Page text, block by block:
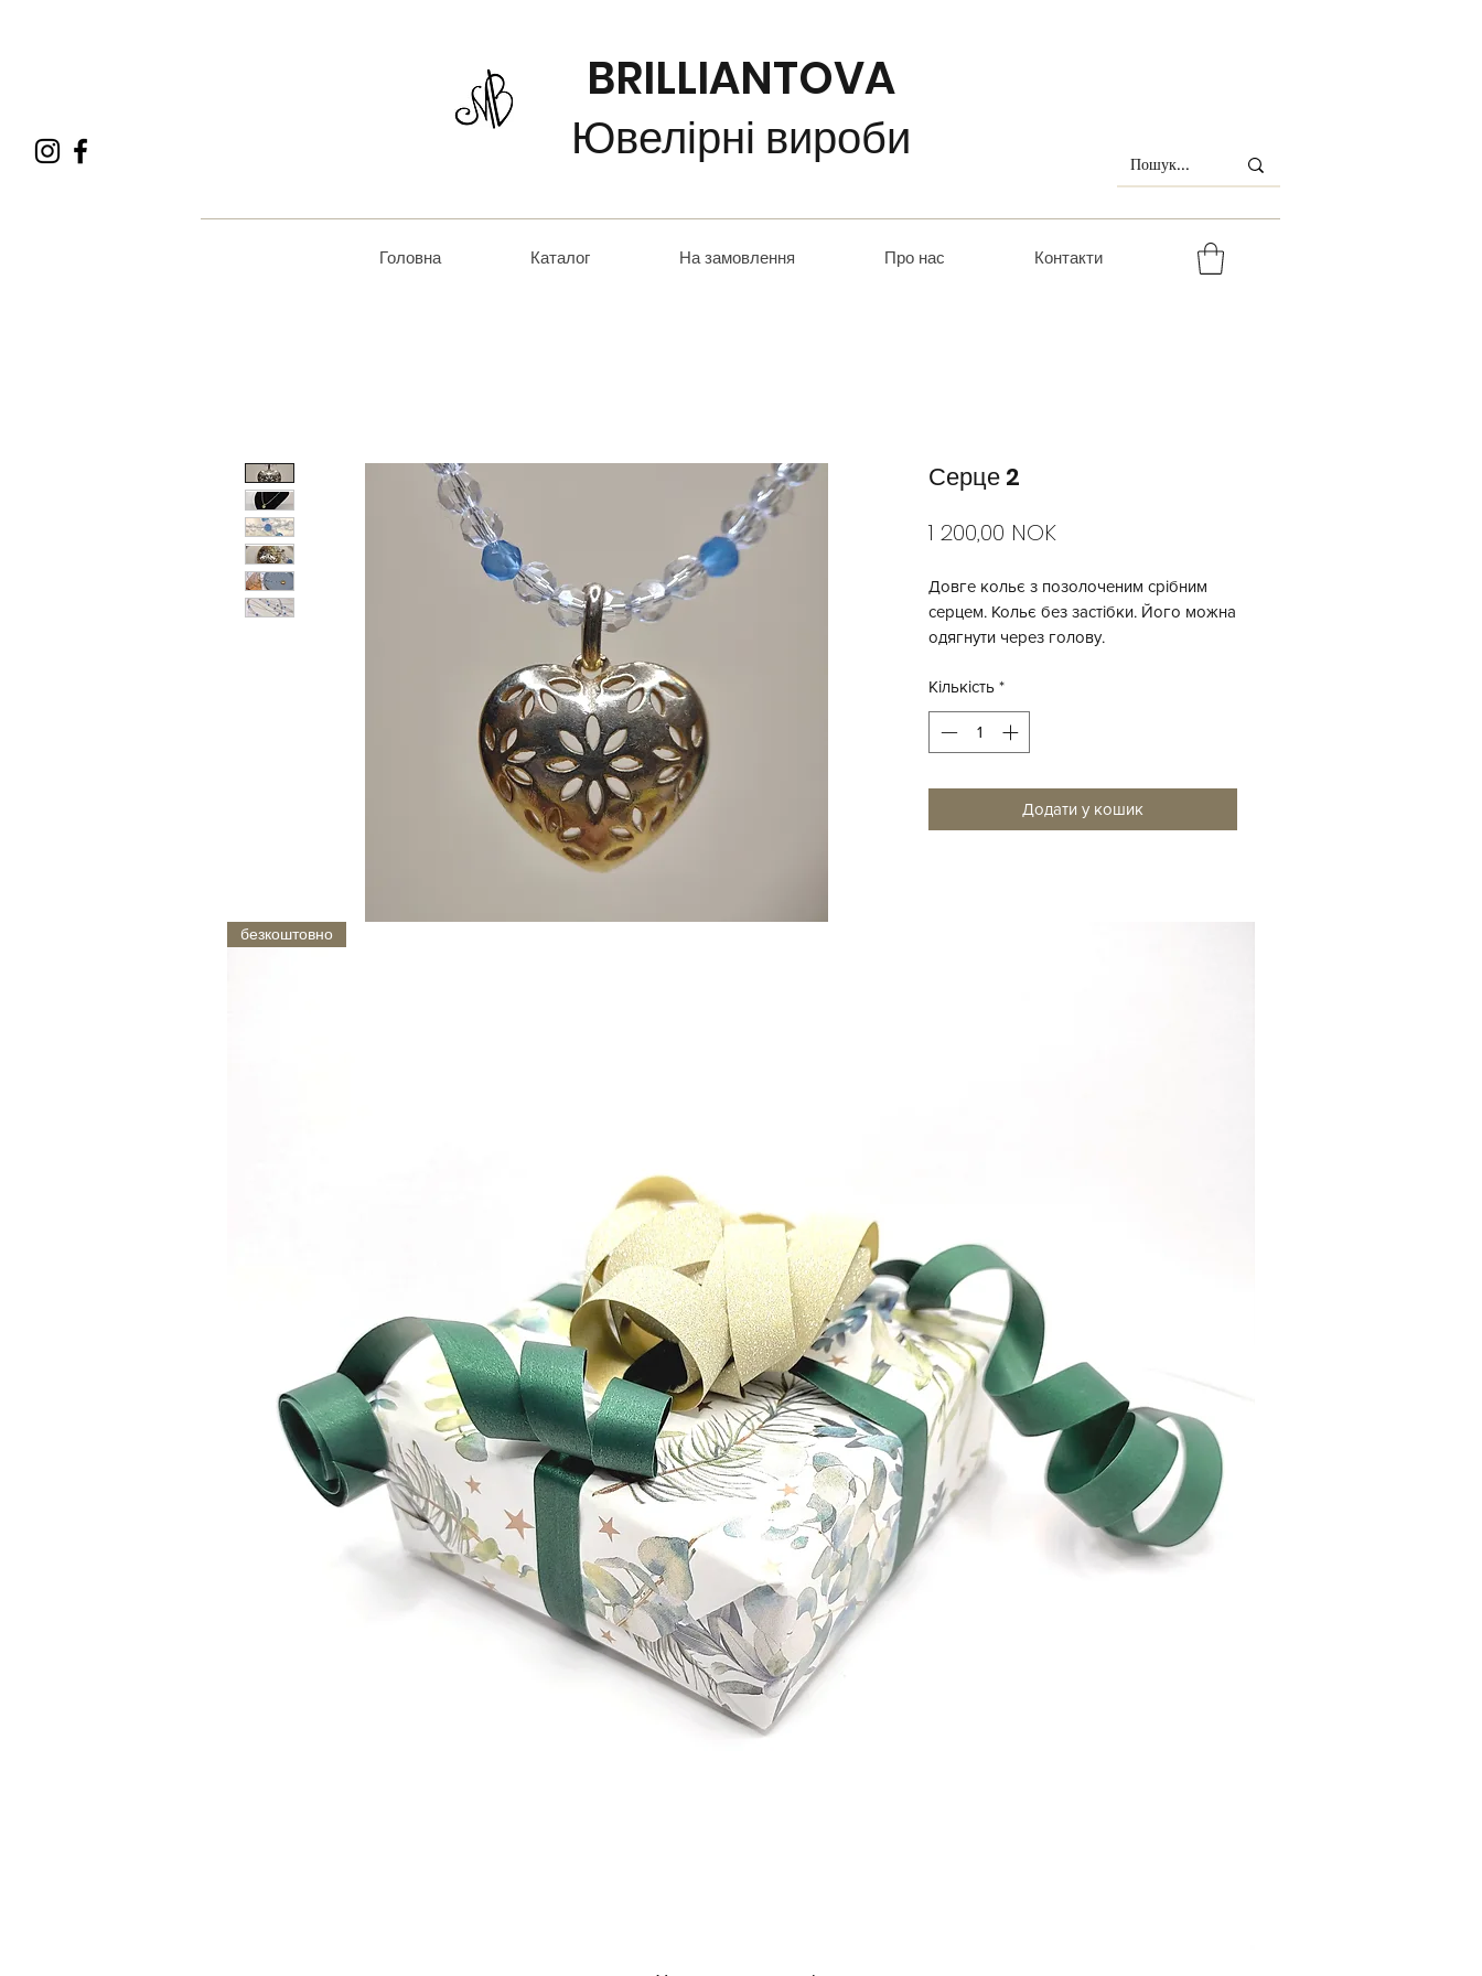
BRILLIANTOVA
Ювелірні вироби
Головна Каталог На замовлення Про нас Контакти
Серце 2
1 200,00 NOKЦіна
Довге кольє з позолоченим срібним
серцем. Кольє без застібки. Його можна
одягнути через голову.
- позолочене срібло 925 проби
- намистини з блакитного агату
- без застібки
Кількість *
Додати у кошик
безкоштовно